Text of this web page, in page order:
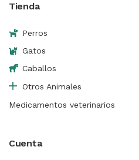
Tienda
Perros
Gatos
Caballos
Otros Animales
Medicamentos veterinarios
Cuenta